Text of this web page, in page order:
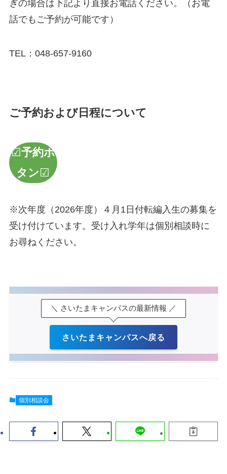
ぎの場合は下記より直接お電話ください。（お電
話でもご予約が可能です）
TEL：048-657-9160
ご予約および⽇程について
☑予約ボ
タン ☑
※次年度（2026年度）４月1日付転編入生の募集を
受け付けています。受け入れ学年は個別相談時に
お尋ねください。
＼ さいたまキャンパスの最新情報 ／
さいたまキャンパスへ戻る
個別相談会